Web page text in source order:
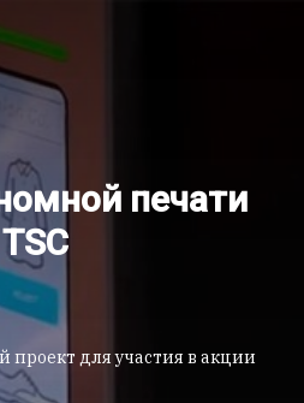
печати
TSC
проект для участия в акции